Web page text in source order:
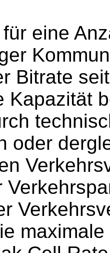
für eine
Bitrate
Kapazität
oder